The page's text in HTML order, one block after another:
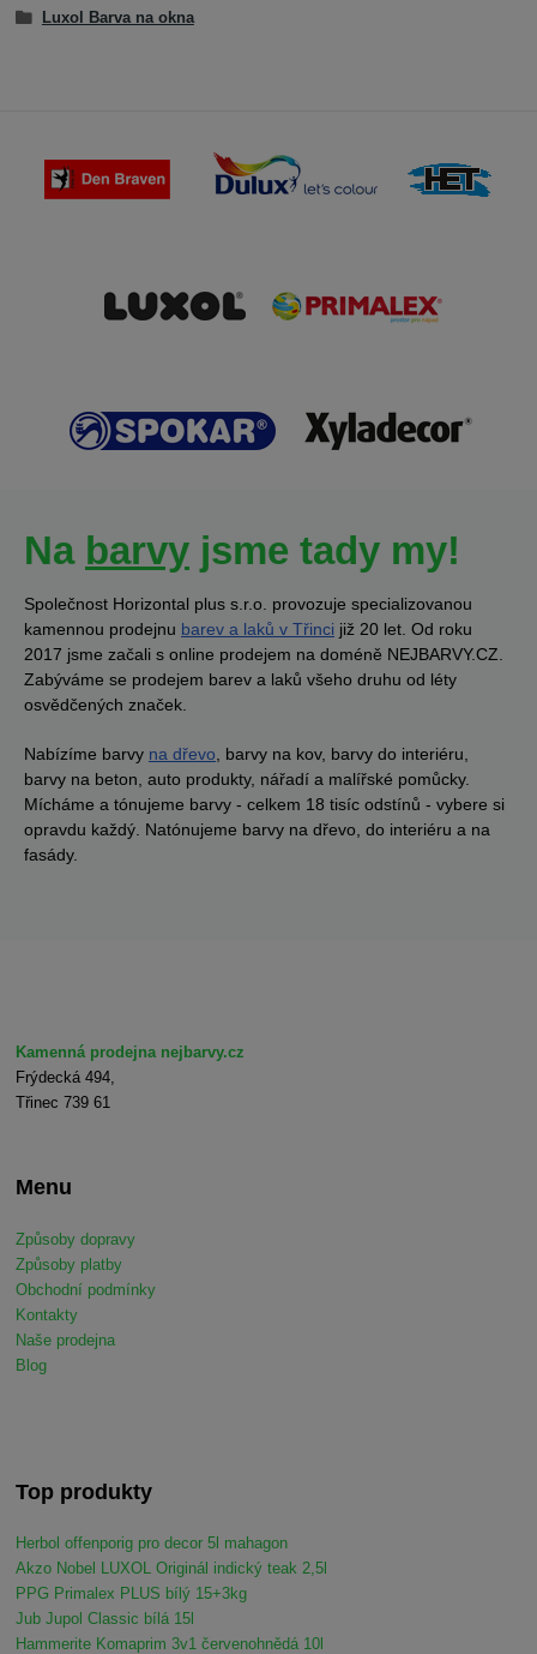
Luxol Barva na okna
Na barvy jsme tady my!
Společnost Horizontal plus s.r.o. provozuje specializovanou
kamennou prodejnu barev a laků v Třinci již 20 let. Od roku
2017 jsme začali s online prodejem na doméně NEJBARVY.CZ.
Zabýváme se prodejem barev a laků všeho druhu od léty
osvědčených značek.
Nabízíme barvy na dřevo , barvy na kov, barvy do interiéru,
barvy na beton, auto produkty, nářadí a malířské pomůcky.
Mícháme a tónujeme barvy - celkem 18 tisíc odstínů - vybere si
opravdu každý. Natónujeme barvy na dřevo, do interiéru a na
fasády.
Kamenná prodejna nejbarvy.cz
Frýdecká 494,
Třinec 739 61
Menu
Způsoby dopravy
Způsoby platby
Obchodní podmínky
Kontakty
Naše prodejna
Blog
Top produkty
Herbol offenporig pro decor 5l mahagon
Akzo Nobel LUXOL Originál indický teak 2,5l
PPG Primalex PLUS bílý 15+3kg
Jub Jupol Classic bílá 15l
Hammerite Komaprim 3v1 červenohnědá 10l